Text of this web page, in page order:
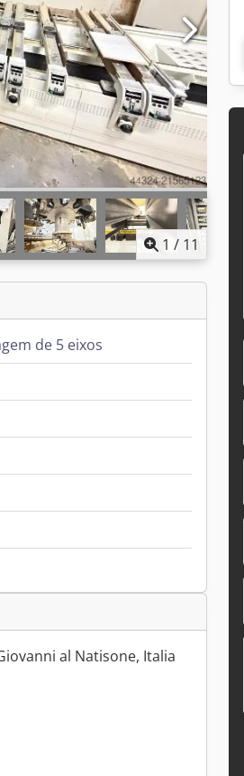
1 / 11
de 5 eixos
al Natisone, Italia